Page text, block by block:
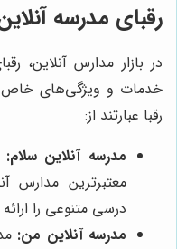
رقبای مدرسه
در بازار مدارس آنلاین،
خدمات و ویژگی‌های خاص
رقبا عبارتند از:
مدرسه آنلاین سلام:
معتبرترین مدارس
درسی متنوعی را
مدرسه آنلاین من: